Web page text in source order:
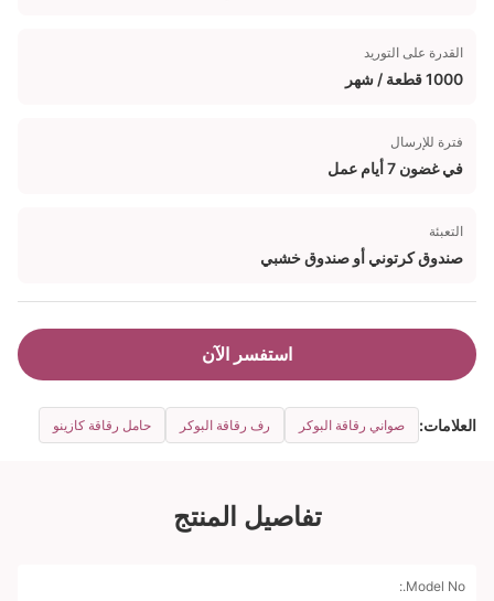
القدرة على التوريد
1000 قطعة / شهر
فترة للإرسال
في غضون 7 أيام عمل
التعبئة
صندوق كرتوني أو صندوق خشبي
استفسر الآن
العلامات: صواني رقاقة البوكر رف رقاقة البوكر حامل رقاقة كازينو
تفاصيل المنتج
Model No.: